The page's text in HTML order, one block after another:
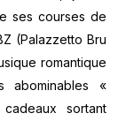
ses courses de
(Palazzetto Bru
romantique
abominables «
sortant